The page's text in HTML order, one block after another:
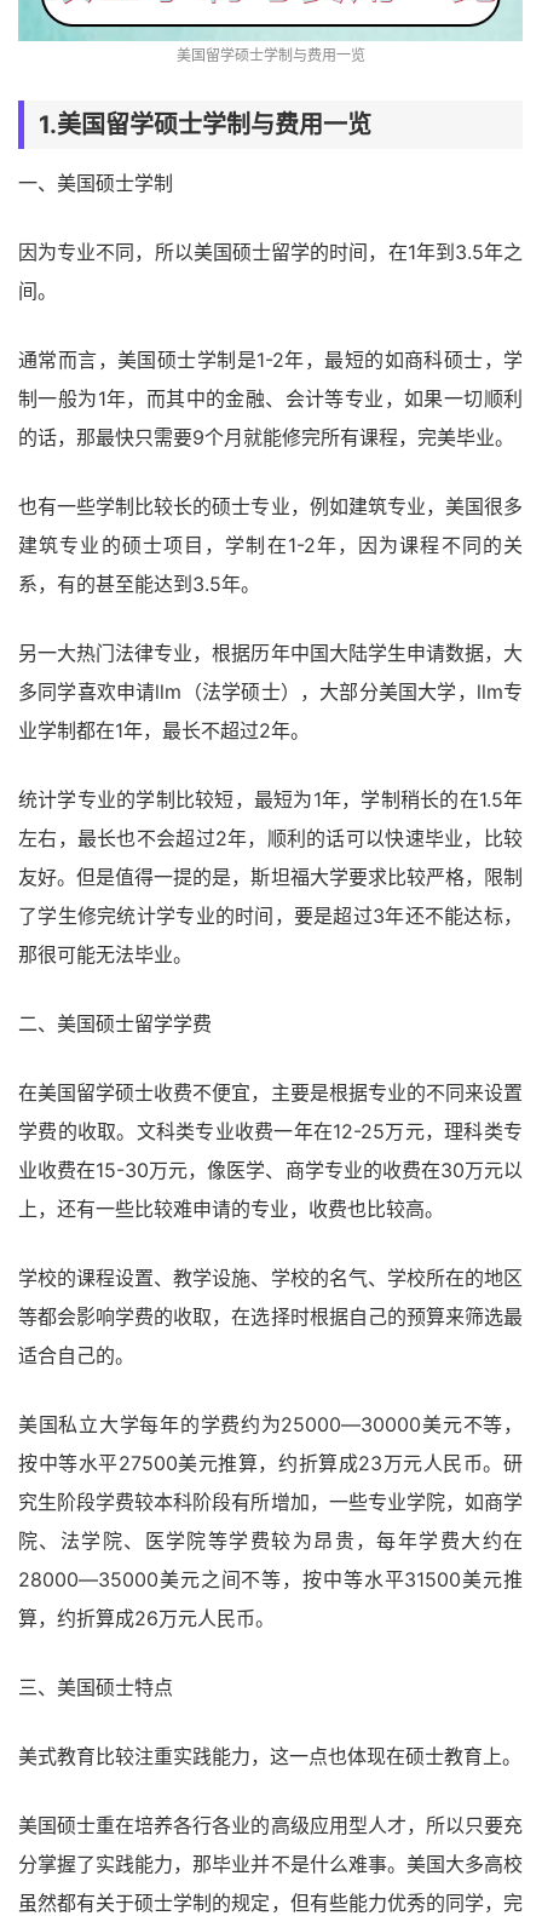
美国留学硕士学制与费用一览
1.美国留学硕士学制与费用一览
一、美国硕士学制
因为专业不同，所以美国硕士留学的时间，在1年到3.5年之
间。
通常而言，美国硕士学制是1-2年，最短的如商科硕士，学
制一般为1年，而其中的金融、会计等专业，如果一切顺利
的话，那最快只需要9个月就能修完所有课程，完美毕业。
也有一些学制比较长的硕士专业，例如建筑专业，美国很多
建筑专业的硕士项目，学制在1-2年，因为课程不同的关
系，有的甚至能达到3.5年。
另一大热门法律专业，根据历年中国大陆学生申请数据，大
多同学喜欢申请llm（法学硕士），大部分美国大学，llm专
业学制都在1年，最长不超过2年。
统计学专业的学制比较短，最短为1年，学制稍长的在1.5年
左右，最长也不会超过2年，顺利的话可以快速毕业，比较
友好。但是值得一提的是，斯坦福大学要求比较严格，限制
了学生修完统计学专业的时间，要是超过3年还不能达标，
那很可能无法毕业。
二、美国硕士留学学费
在美国留学硕士收费不便宜，主要是根据专业的不同来设置
学费的收取。文科类专业收费一年在12-25万元，理科类专
业收费在15-30万元，像医学、商学专业的收费在30万元以
上，还有一些比较难申请的专业，收费也比较高。
学校的课程设置、教学设施、学校的名气、学校所在的地区
等都会影响学费的收取，在选择时根据自己的预算来筛选最
适合自己的。
美国私立大学每年的学费约为25000―30000美元不等，
按中等水平27500美元推算，约折算成23万元人民币。研
究生阶段学费较本科阶段有所增加，一些专业学院，如商学
院、法学院、医学院等学费较为昂贵，每年学费大约在
28000―35000美元之间不等，按中等水平31500美元推
算，约折算成26万元人民币。
三、美国硕士特点
美式教育比较注重实践能力，这一点也体现在硕士教育上。
美国硕士重在培养各行各业的高级应用型人才，所以只要充
分掌握了实践能力，那毕业并不是什么难事。美国大多高校
虽然都有关于硕士学制的规定，但有些能力优秀的同学，完